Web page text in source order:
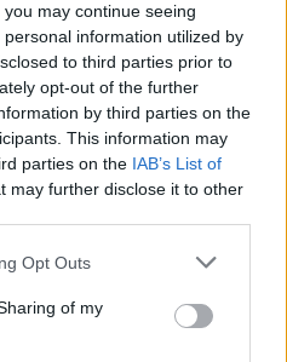
may continue seeing
information utilized by
to third parties prior to
opt-out of the further
by third parties on the
This information may
parties on the IAB’s List of
may further disclose it to other
uses one or more Google
behaviour. You may click to
and its third-party tags to
Opt Outs
of my
helyett a zene és
ugyanakkor így is
az előadás. A
Hattyúdal, illetve az
hasonló
rockszekcióban olyan
mint Pethő Gábor
előadás zenei
További
az Óbudai Danubia